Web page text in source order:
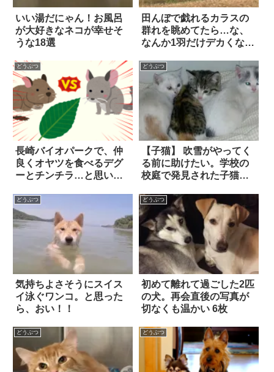
いい湯だにゃん！お風呂
が大好きなネコが幸せそ
うな18選
田んぼで戯れるカラスの
群れを眺めてたら…な、
なんか1羽だけデカくな
どうぶつ
長崎バイオパークで、仲
良くオヤツを食べるデグ
ーとチンチラ…と思いき
に！？
どうぶつ
【子猫】 吹雪がやってく
る前に助けたい。学校の
校庭で発見された子猫た
人々の善意に救われた！
どうぶつ
気持ちよさそうにスイス
イ泳ぐワンコ。と思った
ら、おい！！
どうぶつ
初めて離れて過ごした2匹
の犬。再会直後の写真が
切なくも温かい 6枚
どうぶつ どうぶつ